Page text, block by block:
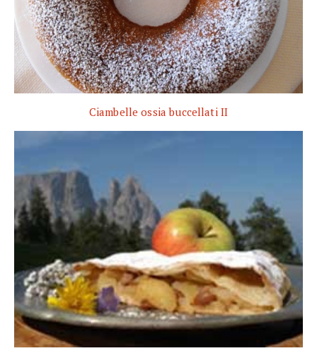
Ciambelle ossia buccellati II